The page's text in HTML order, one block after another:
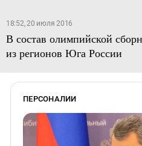
18:52, 20 июля 2016
В состав олимпийской
из регионов Юга России
ПЕРСОНАЛИИ